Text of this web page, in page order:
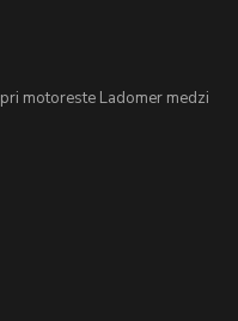
pri motoreste Ladomer medzi